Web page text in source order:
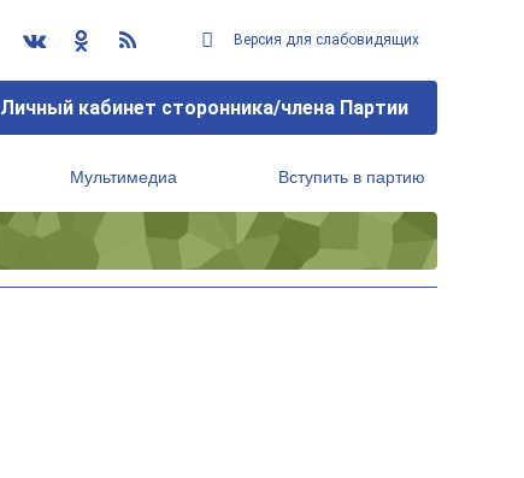
Версия для слабовидящих
Личный кабинет сторонника/члена Партии
Мультимедиа Вступить в партию